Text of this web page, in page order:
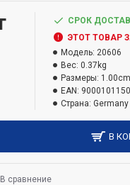
аллергическую
раздражение
водных организмов,
СРОК
ЭТОТ ТОВАР
Модель: 20606
Вес: 0.37kg
Размеры:
EAN:
Страна: Germany
В
В сравнение